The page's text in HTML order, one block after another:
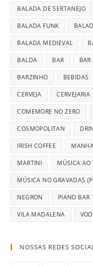
BALADA DE SERTANEJO
BALADA FUNK
BALADA MEDIEVAL
BALDA BAR
BARZINHO BEBIDAS
CERVEJA CERVEJARIA
COMEMORE NO ZERO
COSMOPOLITAN
IRISH COFFEE
MARTINI MÚSICA AO
MÚSICA NO GRAVADAS
NEGRON PIANO BAR
VILA MADALENA
NOSSAS REDES